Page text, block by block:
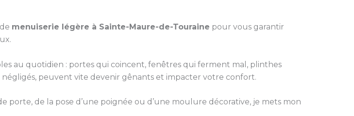
menuiserie légère à Sainte-Maure-de-Touraine pour vous garantir
au quotidien : portes qui coincent, fenêtres qui ferment mal, plinthes
peuvent vite devenir gênants et impacter votre confort.
porte, de la pose d’une poignée ou d’une moulure décorative, je mets mon